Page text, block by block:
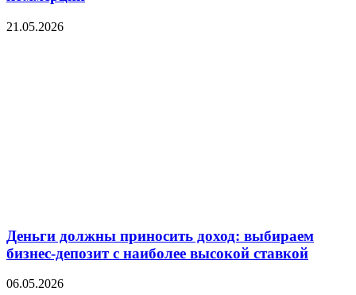
21.05.2026
Деньги должны приносить доход: выбираем
бизнес-депозит с наиболее высокой ставкой
06.05.2026